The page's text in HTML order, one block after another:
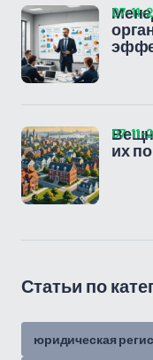
07-11-
их
07-11-
Статьи по
юридическая